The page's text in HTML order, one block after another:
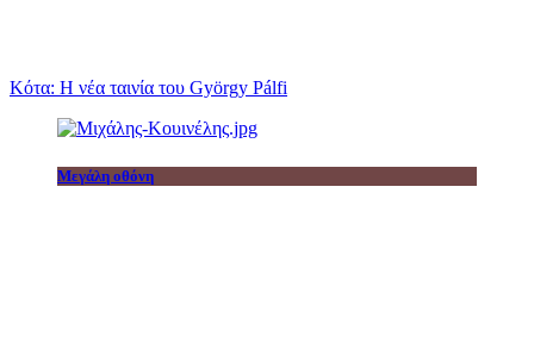
Κότα: Η νέα ταινία του György Pálfi
Μεγάλη οθόνη